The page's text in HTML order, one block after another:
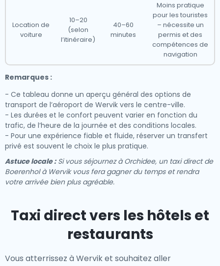
Location de
voiture
10–20
(selon
l’itinéraire)
40–60
minutes
Moins pratique
pour les touristes
– nécessite un
permis et des
compétences de
navigation
Remarques :
- Ce tableau donne un aperçu général des options de
transport de l’aéroport de Wervik vers le centre-ville.
- Les durées et le confort peuvent varier en fonction du
trafic, de l’heure de la journée et des conditions locales.
- Pour une expérience fiable et fluide, réserver un transfert
privé est souvent le choix le plus pratique.
Astuce locale :Si vous séjournez à Orchidee, un taxi direct de
Boerenhol à Wervik vous fera gagner du temps et rendra
votre arrivée bien plus agréable.
Taxi direct vers les hôtels et
restaurants
Vous atterrissez à Wervik et souhaitez aller